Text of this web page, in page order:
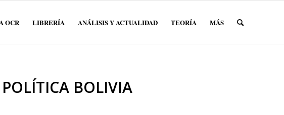
OCR LIBRERÍA ANÁLISIS Y ACTUALIDAD TEORÍA MÁS
POLÍTICA BOLIVIA